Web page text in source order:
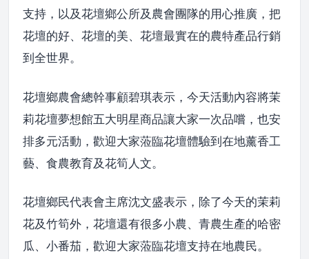
支持，以及花壇鄉公所及農會團隊的用心推廣，把
花壇的好、花壇的美、花壇最實在的農特產品行銷
到全世界。
花壇鄉農會總幹事顧碧琪表示，今天活動內容將茉
莉花壇夢想館五大明星商品讓大家一次品嚐，也安
排多元活動，歡迎大家蒞臨花壇體驗到在地薰香工
藝、食農教育及花筍人文。
花壇鄉民代表會主席沈文盛表示，除了今天的茉莉
花及竹筍外，花壇還有很多小農、青農生產的哈密
瓜、小番茄，歡迎大家蒞臨花壇支持在地農民。